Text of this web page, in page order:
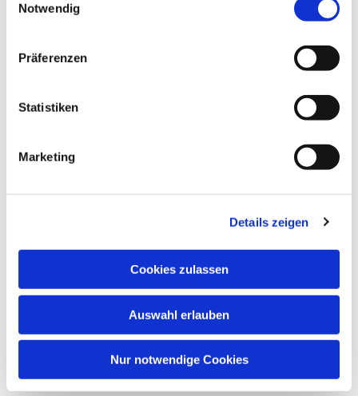
Notwendig
Präferenzen
Statistiken
Marketing
Details zeigen
Cookies zulassen
Auswahl erlauben
Nur notwendige Cookies